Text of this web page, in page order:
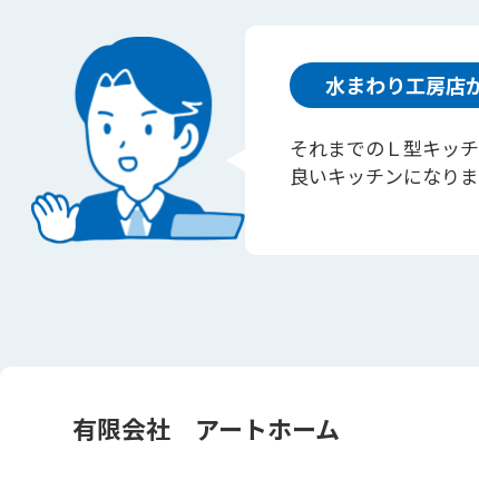
水まわり工房店
それまでのＬ型キッ
良いキッチンになりま
有限会社 アートホーム